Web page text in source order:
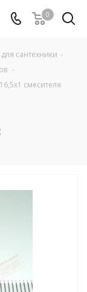
0
сантехники -
-
смесителя